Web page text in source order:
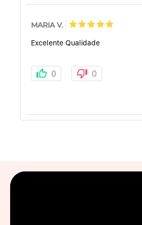
MARIA V.
Excelente Qualidade
0 0